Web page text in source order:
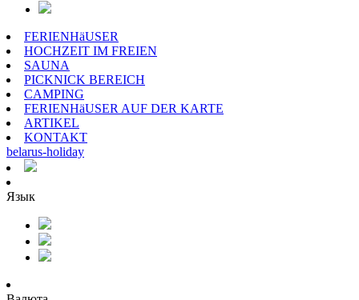
FERIENHäUSER
HOCHZEIT IM FREIEN
SAUNA
PICKNICK BEREICH
CAMPING
FERIENHäUSER AUF DER KARTE
ARTIKEL
KONTAKT
belarus-holiday
Язык